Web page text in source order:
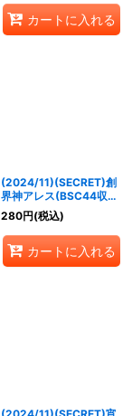
カートに入れる
(2024/11)(SECRET)創
界神アレス(BSC44収
録)【X-SEC】{BS49-
X08}《緑》
280円(税込)
カートに入れる